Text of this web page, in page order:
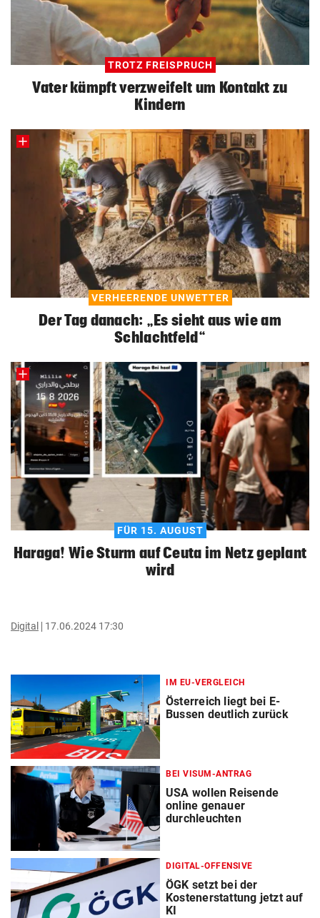
TROTZ FREISPRUCH
Vater kämpft verzweifelt um Kontakt zu
Kindern
VERHEERENDE UNWETTER
Der Tag danach: „Es sieht aus wie am
Schlachtfeld“
FÜR 15. AUGUST
Haraga! Wie Sturm auf Ceuta im Netz geplant
wird
Digital 17.06.2024 17:30
IM EU-VERGLEICH
Österreich liegt bei E-
Bussen deutlich zurück
BEI VISUM-ANTRAG
USA wollen Reisende
online genauer
durchleuchten
DIGITAL-OFFENSIVE
ÖGK setzt bei der
Kostenerstattung jetzt auf
KI